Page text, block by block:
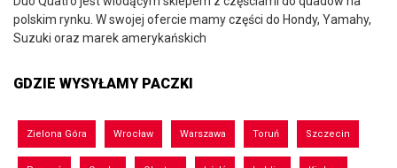
polskim rynku. W swojej ofercie mamy części do Hondy, Yamahy,
Suzuki oraz marek amerykańskich
GDZIE WYSYŁAMY PACZKI
Zielona Góra Wrocław Warszawa Toruń Szczecin